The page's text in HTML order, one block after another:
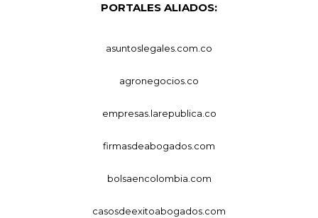
PORTALES ALIADOS:
asuntoslegales.com.co
agronegocios.co
empresas.larepublica.co
firmasdeabogados.com
bolsaencolombia.com
casosdeexitoabogados.com